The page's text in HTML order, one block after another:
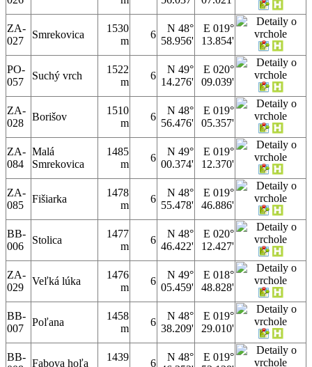
ZA-
027
Smrekovica
1530
m
6
N 48°
58.956'
E 019°
13.854'
PO-
057
Suchý vrch
1522
m
6
N 49°
14.276'
E 020°
09.039'
ZA-
028
Borišov
1510
m
6
N 48°
56.476'
E 019°
05.357'
ZA-
084
Malá
Smrekovica
1485
m
6
N 49°
00.374'
E 019°
12.370'
ZA-
085
Fišiarka
1478
m
6
N 48°
55.478'
E 019°
46.886'
BB-
006
Stolica
1477
m
6
N 48°
46.422'
E 020°
12.427'
ZA-
029
Veľká lúka
1476
m
6
N 49°
05.459'
E 018°
48.828'
BB-
007
Poľana
1458
m
6
N 48°
38.209'
E 019°
29.010'
BB-
Fabova hoľa
1439
6
N 48°
E 019°